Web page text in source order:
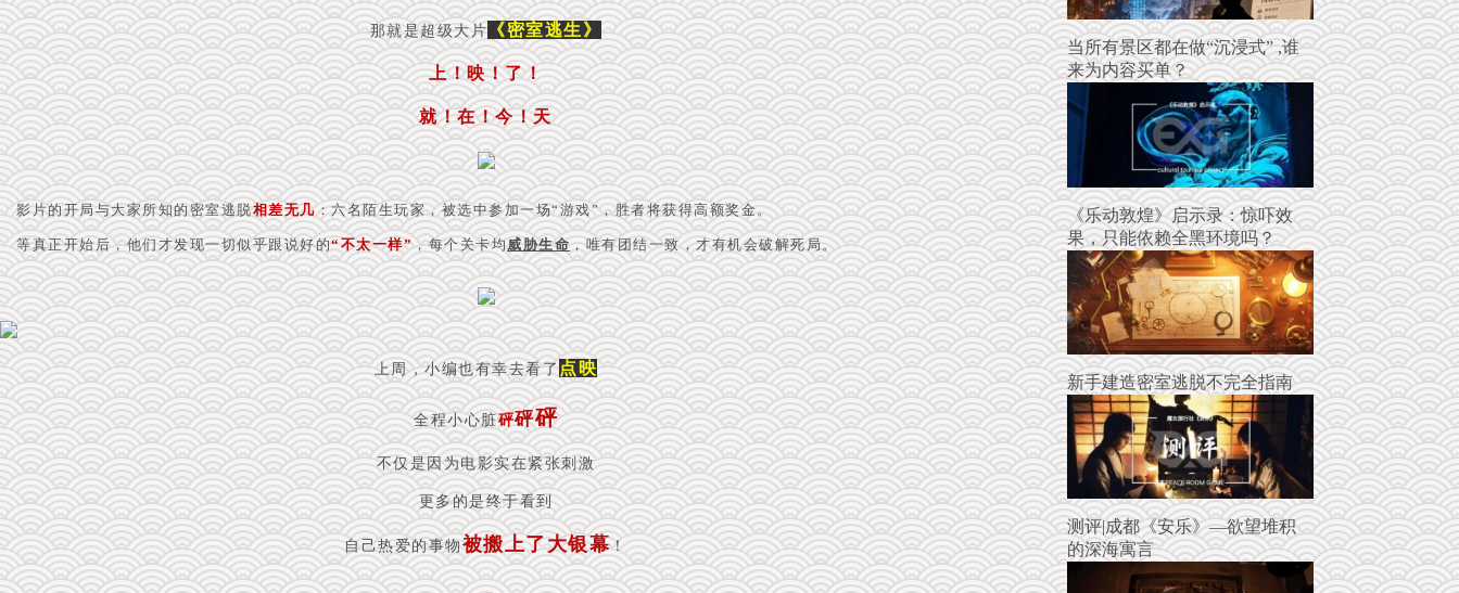
那就是超级大片 《密室逃生》
上！映！了！
就！在！今！天
影片的开局与大家所知的密室逃脱相差无几：六名陌生玩家，被选中参加一场“游戏”，胜者将获得高额奖金。
等真正开始后，他们才发现一切似乎跟说好的“不太一样”，每个关卡均威胁生命，唯有团结一致，才有机会破解死局。
上周，小编也有幸去看了点映
全程小心脏砰砰砰
不仅是因为电影实在紧张刺激
更多的是终于看到
自己热爱的事物被搬上了大银幕！
当所有景区都在做“沉浸式” ,谁
来为内容买单？
《乐动敦煌》启示录：惊吓效
果，只能依赖全黑环境吗？
新手建造密室逃脱不完全指南
测评|成都《安乐》—欲望堆积
的深海寓言